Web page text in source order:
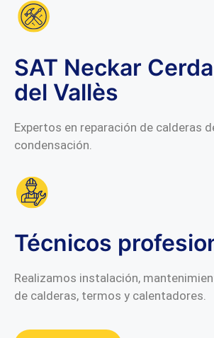
SAT Neckar
del Vallès
Expertos en reparación de calderas
condensación.
Técnicos
Realizamos instalación,
de calderas, termos y calentadores.